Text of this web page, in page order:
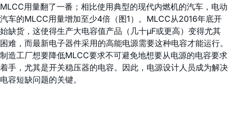
MLCC用量翻了一番；相比使用典型的现代内燃机的汽车，电动
汽车的MLCC用量增加至少4倍（图1）。MLCC从2016年底开
始缺货，这使得生产大电容值产品（几十µF或更高）变得尤其
困难，而最新电子器件采用的高能电源需要这种电容才能运行。
制造工厂想要降低MLCC要求不可避免地想要从电源的电容要求
着手，尤其是开关稳压器的电容。因此，电源设计人员成为解决
电容短缺问题的关键。